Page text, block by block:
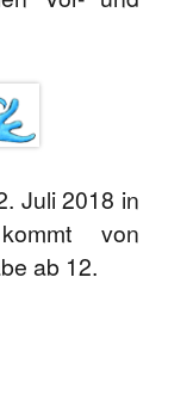
Juli 2018 in
von
ab 12.